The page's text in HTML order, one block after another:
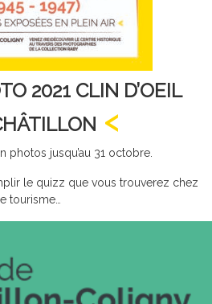
2021 CLIN D’OEIL
photos jusqu’au 31 octobre.
le quizz que vous trouverez chez
tourisme…